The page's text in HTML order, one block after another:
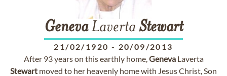
GenevaLaverta Stewart
21/02/1920 - 20/09/2013
After 93 years on this earthly home,GenevaLaverta
Stewart moved to her heavenly home with Jesus Christ, Son